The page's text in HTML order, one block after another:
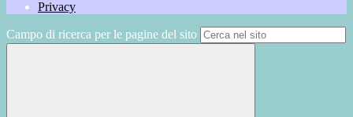
Privacy
Campo di ricerca per le pagine del sito